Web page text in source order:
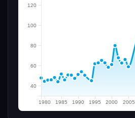
1980 1985 1990 1995 2000 2005
40
60
80
100
120